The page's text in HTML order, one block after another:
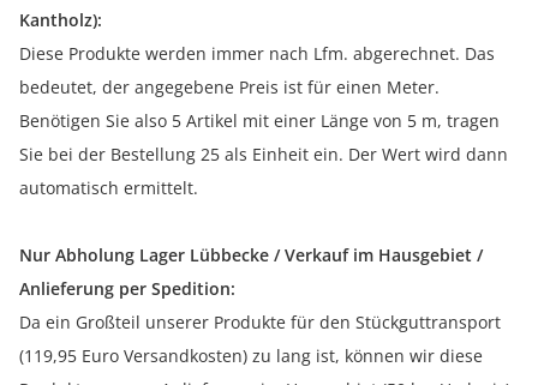
Kantholz):
Diese Produkte werden immer nach Lfm. abgerechnet. Das
bedeutet, der angegebene Preis ist für einen Meter.
Benötigen Sie also 5 Artikel mit einer Länge von 5 m, tragen
Sie bei der Bestellung 25 als Einheit ein. Der Wert wird dann
automatisch ermittelt.
Nur Abholung Lager Lübbecke / Verkauf im Hausgebiet /
Anlieferung per Spedition:
Da ein Großteil unserer Produkte für den Stückguttransport
(119,95 Euro Versandkosten) zu lang ist, können wir diese